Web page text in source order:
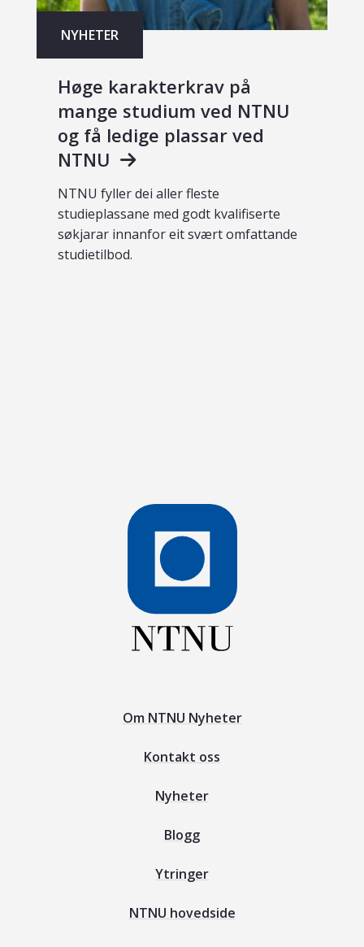
NYHETER
Høge karakterkrav på
mange studium ved NTNU
og få ledige plassar ved
NTNU
NTNU fyller dei aller fleste
studieplassane med godt kvalifiserte
søkjarar innanfor eit svært omfattande
studietilbod.
Om NTNU Nyheter
Kontakt oss
Nyheter
Blogg
Ytringer
NTNU hovedside